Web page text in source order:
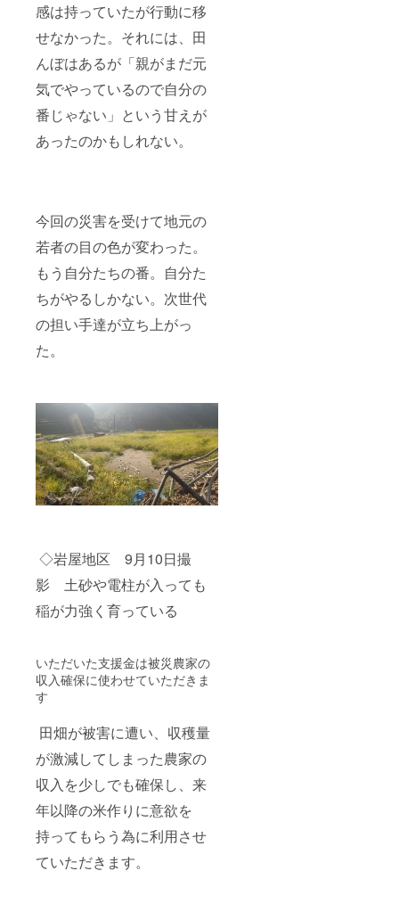
感は持っていたが行動に移
せなかった。それには、田
んぼはあるが「親がまだ元
気でやっているので自分の
番じゃない」という甘えが
あったのかもしれない。
今回の災害を受けて地元の
若者の目の色が変わった。
もう自分たちの番。自分た
ちがやるしかない。次世代
の担い手達が立ち上がっ
た。
◇岩屋地区 9月10日撮
影 土砂や電柱が入っても
稲が力強く育っている
いただいた支援金は被災農家の
収入確保に使わせていただきま
す
田畑が被害に遭い、収穫量
が激減してしまった農家の
収入を少しでも確保し、来
年以降の米作りに意欲を
持ってもらう為に利用させ
ていただきます。